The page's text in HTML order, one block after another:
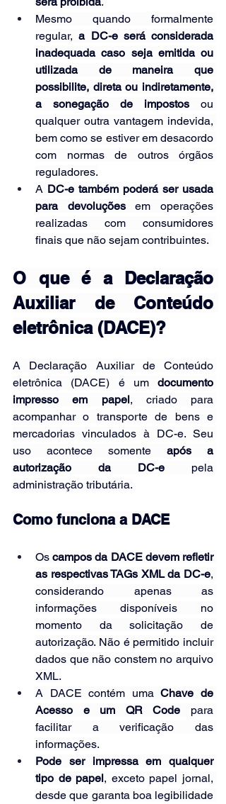
Mesmo quando formalmente
regular, a DC-e será considerada
inadequada caso seja emitida ou
utilizada de maneira que
possibilite, direta ou indiretamente,
a sonegação de impostos ou
qualquer outra vantagem indevida,
bem como se estiver em desacordo
com normas de outros órgãos
reguladores.
A DC-e também poderá ser usada
para devoluções em operações
realizadas com consumidores
finais que não sejam contribuintes.
O que é a Declaração
Auxiliar de Conteúdo
eletrônica (DACE)?
A Declaração Auxiliar de Conteúdo
eletrônica (DACE) é um documento
impresso em papel, criado para
acompanhar o transporte de bens e
mercadorias vinculados à DC-e. Seu
uso acontece somente após a
autorização da DC-e pela
administração tributária.
Como funciona a DACE
Os campos da DACE devem refletir
as respectivas TAGs XML da DC-e,
considerando apenas as
informações disponíveis no
momento da solicitação de
autorização. Não é permitido incluir
dados que não constem no arquivo
XML.
A DACE contém uma Chave de
Acesso e um QR Code para
facilitar a verificação das
informações.
Pode ser impressa em qualquer
tipo de papel, exceto papel jornal,
desde que garanta boa legibilidade